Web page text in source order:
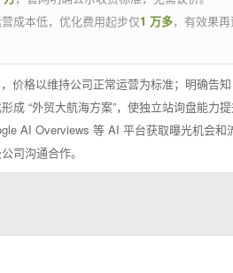
成本低，优化费用起步仅1 万多，有效果
价格以维持公司正常运营为标准；明确告
成 “外贸大航海方案”，使独立站询盘能力
AI Overviews 等 AI 平台获取曝光机会和
司沟通合作。